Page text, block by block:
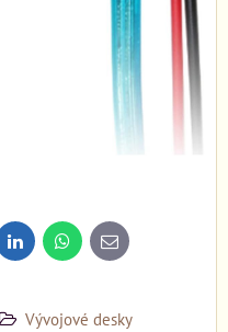
LinkedInWhatsApp
E-
mail
Vývojové desky